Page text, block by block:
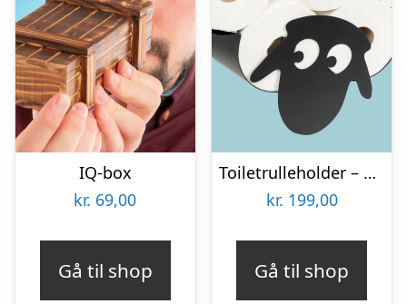
IQ-box
kr. 69,00
Gå til shop
Toiletrulleholder – Liggende får
kr. 199,00
Gå til shop